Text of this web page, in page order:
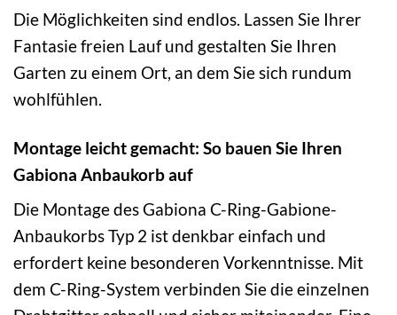
Die Möglichkeiten sind endlos. Lassen Sie Ihrer
Fantasie freien Lauf und gestalten Sie Ihren
Garten zu einem Ort, an dem Sie sich rundum
wohlfühlen.
Montage leicht gemacht: So bauen Sie Ihren
Gabiona Anbaukorb auf
Die Montage des Gabiona C-Ring-Gabione-
Anbaukorbs Typ 2 ist denkbar einfach und
erfordert keine besonderen Vorkenntnisse. Mit
dem C-Ring-System verbinden Sie die einzelnen